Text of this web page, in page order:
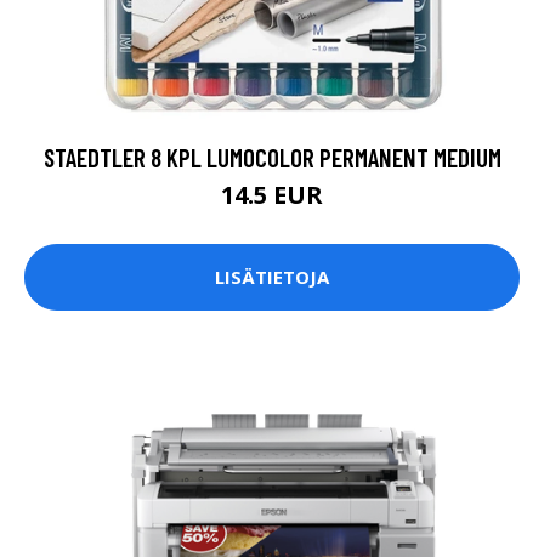
STAEDTLER 8 KPL LUMOCOLOR PERMANENT MEDIUM
14.5 EUR
LISÄTIETOJA